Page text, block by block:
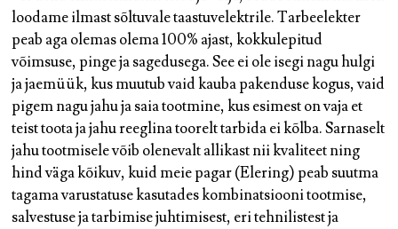
loodame ilmast sõltuvale taastuvelektrile. Tarbeelekter
peab aga olemas olema 100% ajast, kokkulepitud
võimsuse, pinge ja sagedusega. See ei ole isegi nagu hulgi
ja jaemüük, kus muutub vaid kauba pakenduse kogus, vaid
pigem nagu jahu ja saia tootmine, kus esimest on vaja et
teist toota ja jahu reeglina toorelt tarbida ei kõlba. Sarnaselt
jahu tootmisele võib olenevalt allikast nii kvaliteet ning
hind väga kõikuv, kuid meie pagar (Elering) peab suutma
tagama varustatuse kasutades kombinatsiooni tootmise,
salvestuse ja tarbimise juhtimisest, eri tehnilistest ja